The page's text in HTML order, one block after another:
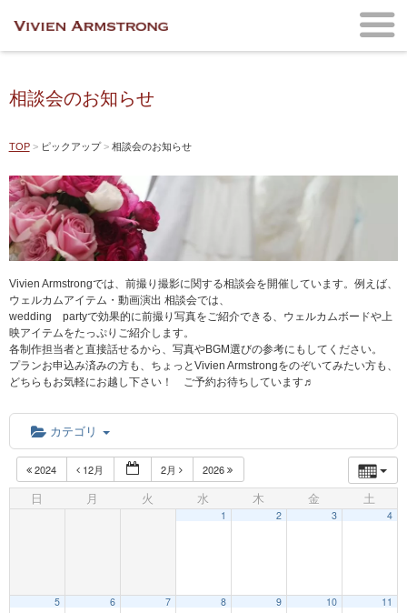
相談会のお知らせ
TOP ピックアップ 相談会のお知らせ
Vivien Armstrongでは、前撮り撮影に関する相談会を開催しています。例えば、
ウェルカムアイテム・動画演出 相談会では、
wedding partyで効果的に前撮り写真をご紹介できる、ウェルカムボードや上
映アイテムをたっぷりご紹介します。
各制作担当者と直接話せるから、写真やBGM選びの参考にもしてください。
プランお申込み済みの方も、ちょっとVivien Armstrongをのぞいてみたい方も、
どちらもお気軽にお越し下さい！ ご予約お待ちしています♬
カテゴリ
2024 12月 2月 2026
日 月 火 水 木 金 土
1 2 3 4
5 6 7 8 9 10 11